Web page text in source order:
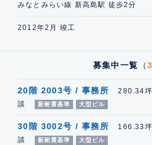
みなとみらい線 新高島駅 徒歩2分
2012年2月 竣工
募集中一覧 （3
20階 2003号 / 事務所280.34
談
新耐震基準 大型ビル
30階 3002号 / 事務所
166.33
談
新耐震基準 大型ビル